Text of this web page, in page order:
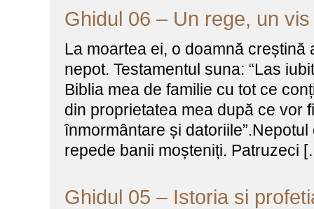
Ghidul 06 – Un rege, un
La moartea ei, o doamnă creștină
nepot. Testamentul suna: “Las
Biblia mea de familie cu tot ce
din proprietatea mea după ce vor
înmormântare și
repede banii moșteniți. Patruzeci
Ghidul 05 – Istoria si